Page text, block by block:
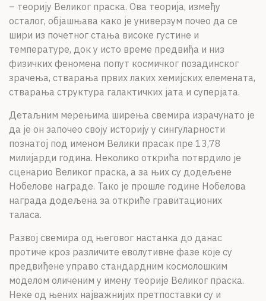
– теорију Великог праска. Ова теорија, између
осталог, објашњава како је универзум почео да се
шири из почетног стања високе густине и
температуре, док у исто време предвиђа и низ
физичких феномена попут космичког позадинског
зрачења, стварања првих лаких хемијских елемената,
стварања структура галактичких јата и суперјата.
Детаљним мерењима ширења свемира израчунато је
да је он започео своју историју у сингуларности
познатој под именом Велики прасак пре 13,78
милијарди година. Неколико открића потврдило је
сценарио Великог праска, а за њих су додељене
Нобелове награде. Тако је прошле године Нобелова
награда додељена за откриће гравитационих
таласа.
Развој свемира од његовог настанка до данас
протиче кроз различите еволутивне фазе које су
предвиђене управо стандардним космолошким
моделом оличеним у имену теорије Великог праска.
Неке од њених најважнијих претпоставки су и